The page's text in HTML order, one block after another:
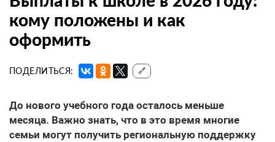
кому положены и как
оформить
ПОДЕЛИТЬСЯ: 🔗
До нового учебного года осталось меньше
месяца. Важно знать, что в это время многие
семьи могут получить региональную поддержку